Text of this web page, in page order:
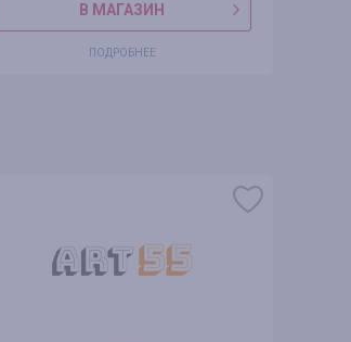
В МАГАЗИН
ПОДРОБНЕЕ